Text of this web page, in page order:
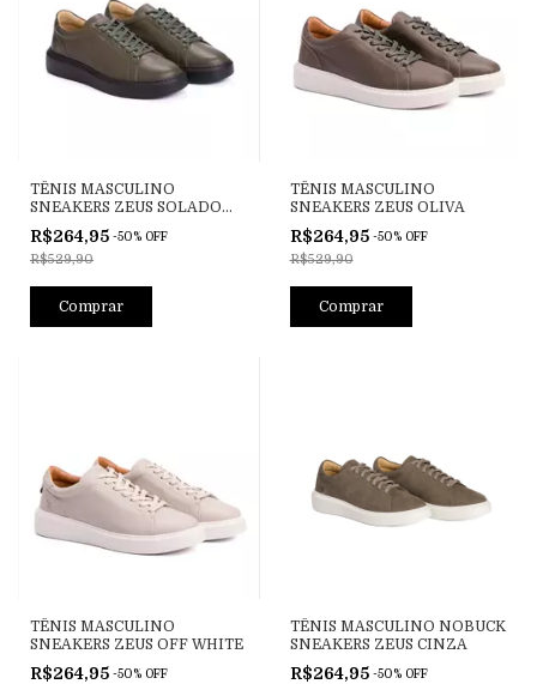
TÊNIS MASCULINO
SNEAKERS ZEUS SOLADO
PRETO OLIVA
R$264,95 -50% OFF
R$529,90
Comprar
TÊNIS MASCULINO
SNEAKERS ZEUS OLIVA
R$264,95 -50% OFF
R$529,90
Comprar
TÊNIS MASCULINO
SNEAKERS ZEUS OFF WHITE
R$264,95 -50% OFF
TÊNIS MASCULINO NOBUCK
SNEAKERS ZEUS CINZA
R$264,95 -50% OFF